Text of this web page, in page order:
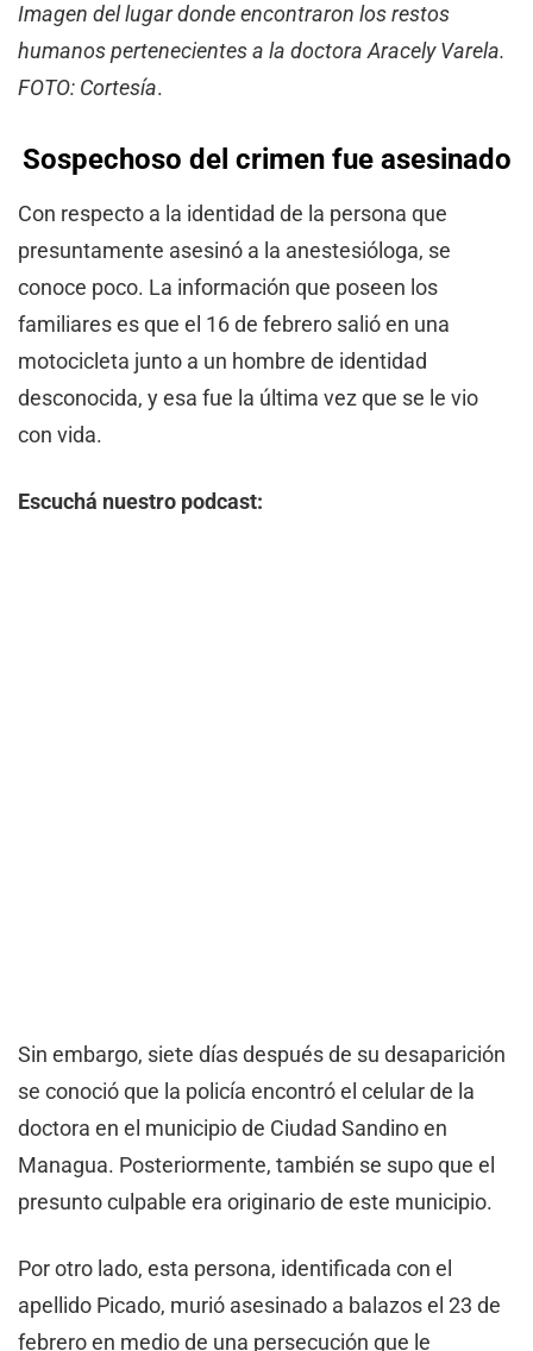
Imagen del lugar donde encontraron los restos
humanos pertenecientes a la doctora Aracely Varela.
FOTO: Cortesía.
Sospechoso del crimen fue asesinado
Con respecto a la identidad de la persona que
presuntamente asesinó a la anestesióloga, se
conoce poco. La información que poseen los
familiares es que el 16 de febrero salió en una
motocicleta junto a un hombre de identidad
desconocida, y esa fue la última vez que se le vio
con vida.
Escuchá nuestro podcast:
Sin embargo, siete días después de su desaparición
se conoció que la policía encontró el celular de la
doctora en el municipio de Ciudad Sandino en
Managua. Posteriormente, también se supo que el
presunto culpable era originario de este municipio.
Por otro lado, esta persona, identificada con el
apellido Picado, murió asesinado a balazos el 23 de
febrero en medio de una persecución que le